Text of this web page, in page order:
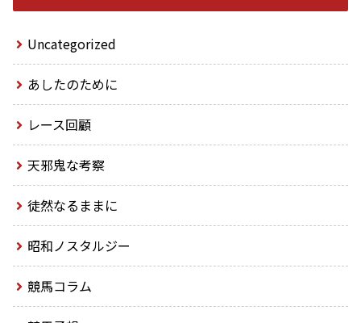
Uncategorized
あしたのために
レース回顧
天邪鬼な考察
徒然なるままに
昭和ノスタルジー
競馬コラム